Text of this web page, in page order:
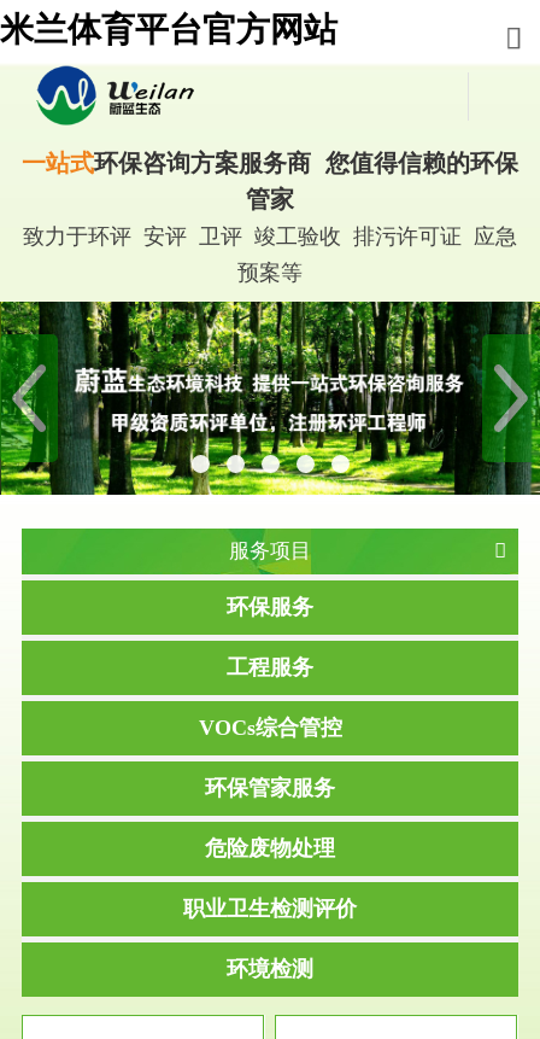
米兰体育平台官方网站
一站式环保咨询方案服务商 您值得信赖的环保
管家
致力于环评 安评 卫评 竣工验收 排污许可证 应急
预案等
服务项目
环保服务
工程服务
VOCs综合管控
环保管家服务
危险废物处理
职业卫生检测评价
环境检测